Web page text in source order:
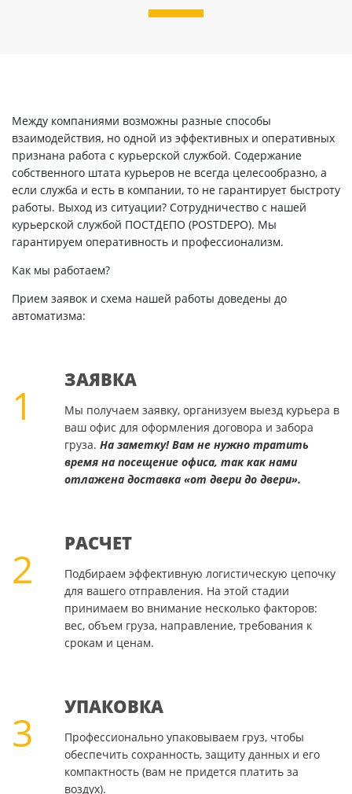
Между компаниями возможны разные способы
взаимодействия, но одной из эффективных и оперативных
признана работа с курьерской службой. Содержание
собственного штата курьеров не всегда целесообразно, а
если служба и есть в компании, то не гарантирует быстроту
работы. Выход из ситуации? Сотрудничество с нашей
курьерской службой ПОСТДЕПО (POSTDEPO). Мы
гарантируем оперативность и профессионализм.
Как мы работаем?
Прием заявок и схема нашей работы доведены до
автоматизма:
1
ЗАЯВКА
Мы получаем заявку, организуем выезд курьера в
ваш офис для оформления договора и забора
груза. На заметку! Вам не нужно тратить
время на посещение офиса, так как нами
отлажена доставка «от двери до двери».
2
РАСЧЕТ
Подбираем эффективную логистическую цепочку
для вашего отправления. На этой стадии
принимаем во внимание несколько факторов:
вес, объем груза, направление, требования к
срокам и ценам.
3
УПАКОВКА
Профессионально упаковываем груз, чтобы
обеспечить сохранность, защиту данных и его
компактность (вам не придется платить за
воздух).